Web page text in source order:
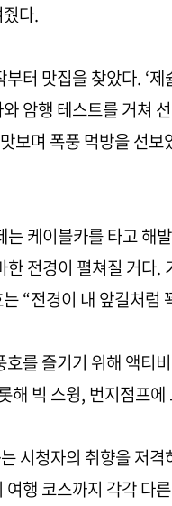
다.
터 맛집을 찾았다. ‘
암행 테스트를 거쳐
보며 폭풍 먹방을 선
는 케이블카를 타고 해
한 전경이 펼쳐질 거다.
“전경이 내 앞길처럼
호를 즐기기 위해 액티
해 빅 스윙, 번지점프
시청자의 취향을 저
여행 코스까지 각각 다